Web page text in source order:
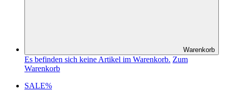
Warenkorb
Es befinden sich keine Artikel im Warenkorb. Zum
Warenkorb
SALE%